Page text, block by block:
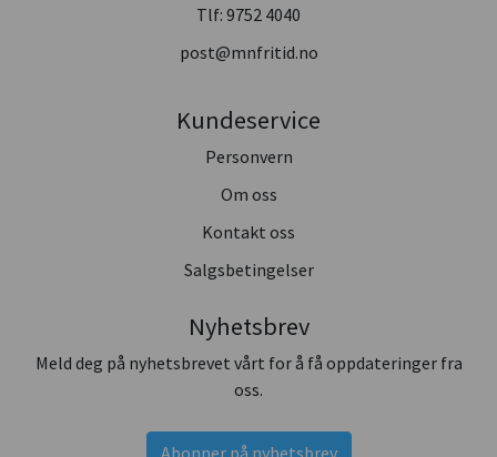
Tlf: 9752 4040
post@mnfritid.no
Kundeservice
Personvern
Om oss
Kontakt oss
Salgsbetingelser
Nyhetsbrev
Meld deg på nyhetsbrevet vårt for å få oppdateringer fra
oss.
Abonner på nyhetsbrev